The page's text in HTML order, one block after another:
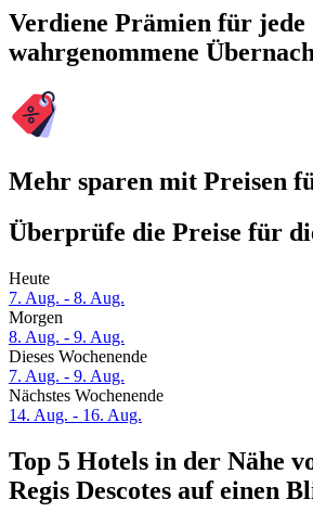
Verdiene Prämien für jede
wahrgenommene
Mehr sparen mit Preisen
Überprüfe die Preise für
Heute
7. Aug. - 8. Aug.
Morgen
8. Aug. - 9. Aug.
Dieses Wochenende
7. Aug. - 9. Aug.
Nächstes Wochenende
14. Aug. - 16. Aug.
Top 5 Hotels in der Nähe
Regis Descotes auf einen